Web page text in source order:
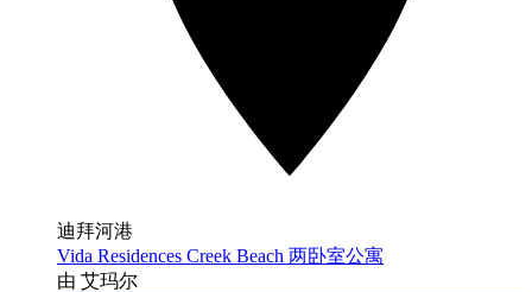
迪拜河港
Vida Residences Creek Beach 两卧室公寓
由 艾玛尔